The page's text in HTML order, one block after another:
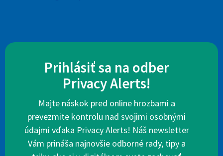
Prihlásiť sa na odber
Privacy Alerts!
Majte náskok pred online hrozbami a
prevezmite kontrolu nad svojimi osobnými
údajmi vďaka Privacy Alerts! Náš newsletter
Vám prináša najnovšie odborné rady, tipy a